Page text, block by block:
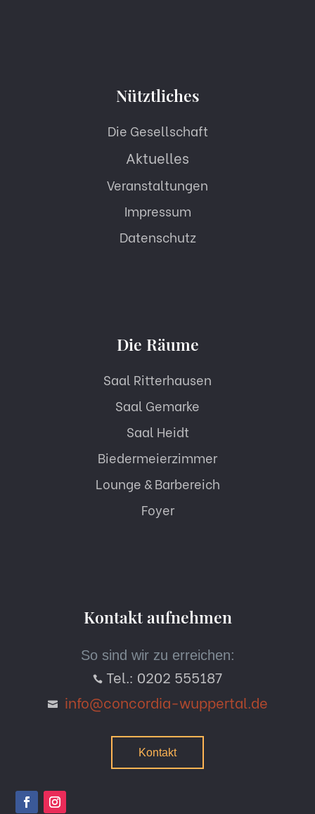
Nütztliches
Die Gesellschaft
Aktuelles
Veranstaltungen
Impressum
Datenschutz
Die Räume
Saal Ritterhausen
Saal Gemarke
Saal Heidt
Biedermeierzimmer
Lounge & Barbereich
Foyer
Kontakt aufnehmen
So sind wir zu erreichen:
 Tel.: 0202 555187
 info@concordia-wuppertal.de
Kontakt